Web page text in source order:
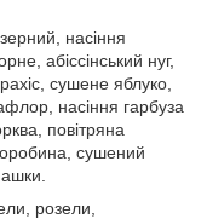
насіння
абіссінський нуг,
сушене яблуко,
насіння гарбуза
повітряна
сушений
розели,